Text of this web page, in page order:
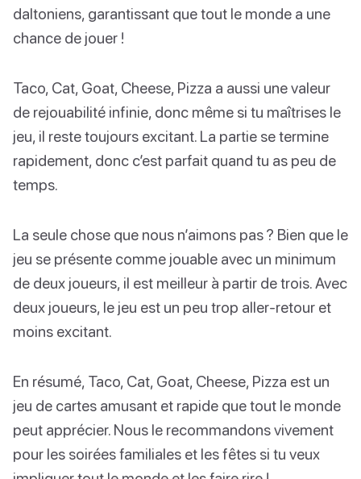
daltoniens, garantissant que tout le monde a une
chance de jouer !
Taco, Cat, Goat, Cheese, Pizza a aussi une valeur
de rejouabilité infinie, donc même si tu maîtrises le
jeu, il reste toujours excitant. La partie se termine
rapidement, donc c’est parfait quand tu as peu de
temps.
La seule chose que nous n’aimons pas ? Bien que le
jeu se présente comme jouable avec un minimum
de deux joueurs, il est meilleur à partir de trois. Avec
deux joueurs, le jeu est un peu trop aller-retour et
moins excitant.
En résumé, Taco, Cat, Goat, Cheese, Pizza est un
jeu de cartes amusant et rapide que tout le monde
peut apprécier. Nous le recommandons vivement
pour les soirées familiales et les fêtes si tu veux